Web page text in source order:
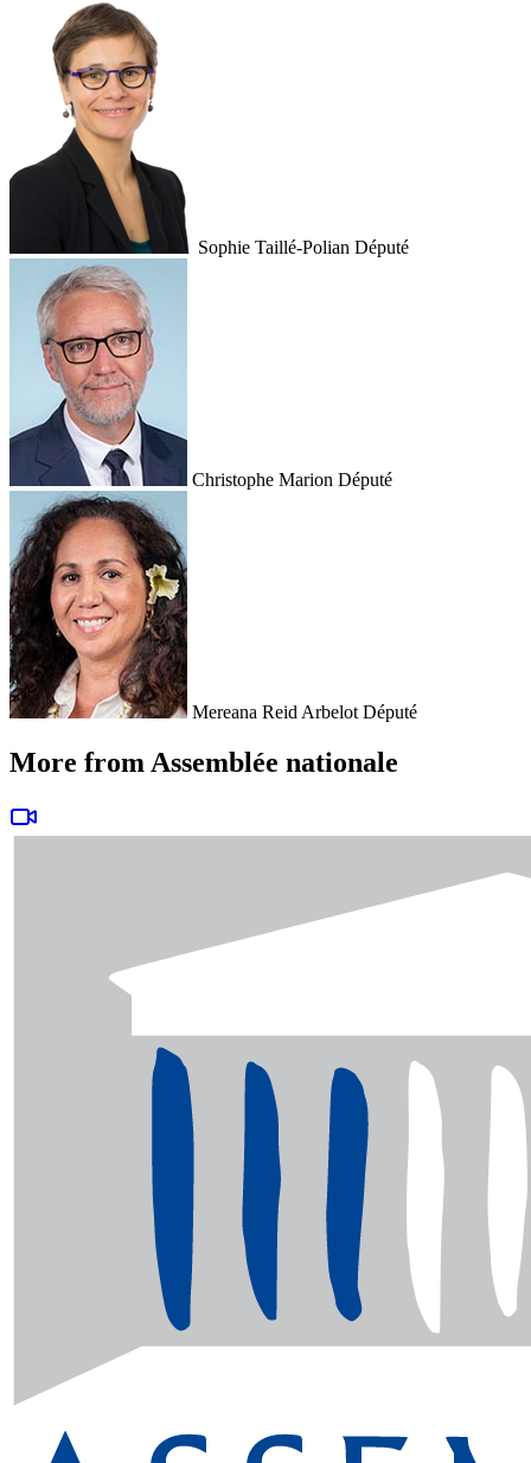
Sophie Taillé-Polian Député
Christophe Marion Député
Mereana Reid Arbelot Député
More from Assemblée nationale